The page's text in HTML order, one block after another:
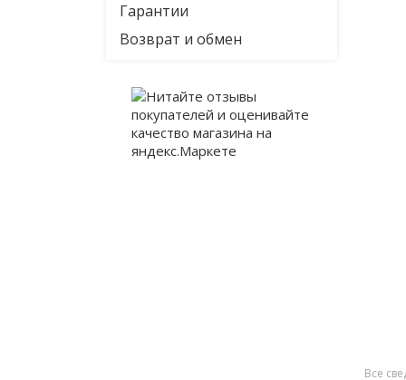
Гарантии
Возврат и обмен
Все